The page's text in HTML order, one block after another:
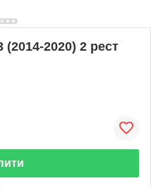
2020) 2 рест